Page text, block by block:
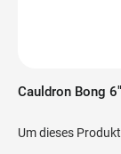
Cauldron Bong
Um dieses